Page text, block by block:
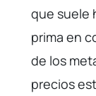
que suele
prima en
de los
precios